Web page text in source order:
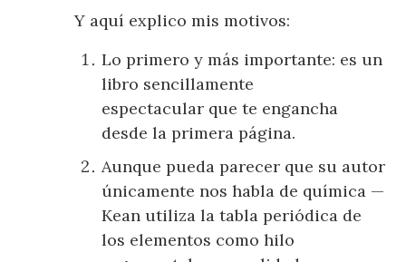
Y aquí explico mis motivos:
Lo primero y más importante: es un
libro sencillamente
espectacular que te engancha
desde la primera página.
Aunque pueda parecer que su autor
únicamente nos habla de química —
Kean utiliza la tabla periódica de
los elementos como hilo